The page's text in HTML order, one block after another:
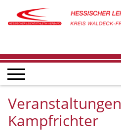
Veranstaltungen
Kampfrichter